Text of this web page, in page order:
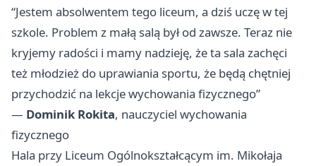
“Jestem absolwentem tego liceum, a dziś uczę w tej
szkole. Problem z małą salą był od zawsze. Teraz nie
kryjemy radości i mamy nadzieję, że ta sala zachęci
też młodzież do uprawiania sportu, że będą chętniej
przychodzić na lekcje wychowania fizycznego”
— Dominik Rokita, nauczyciel wychowania
fizycznego
Hala przy Liceum Ogólnokształcącym im. Mikołaja